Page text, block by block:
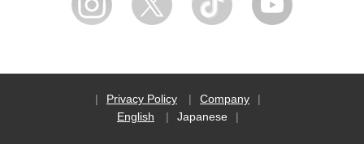
Privacy Policy
Company
English
Japanese